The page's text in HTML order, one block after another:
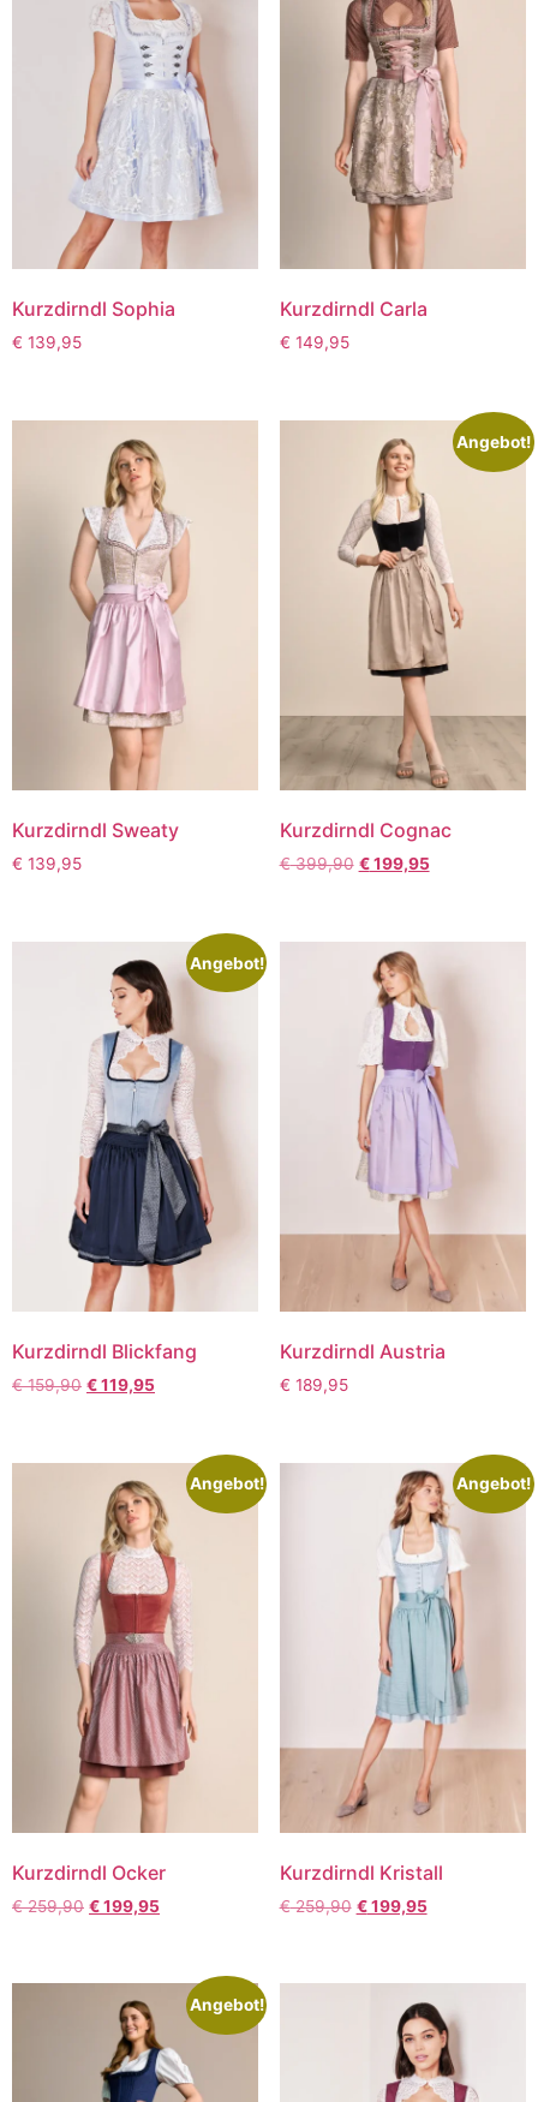
Kurzdirndl Sophia
€ 139,95
Kurzdirndl Carla
€ 149,95
Kurzdirndl Sweaty
€ 139,95
Angebot!
Kurzdirndl Cognac
€399,90 €199,95
Angebot!
Kurzdirndl Blickfang
€159,90 €119,95
Kurzdirndl Austria
€ 189,95
Angebot!
Kurzdirndl Ocker
€259,90 €199,95
Angebot!
Kurzdirndl Kristall
€259,90 €199,95
Angebot!